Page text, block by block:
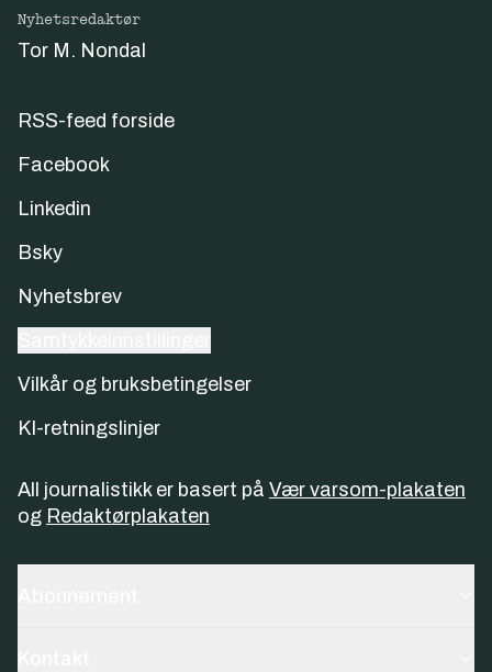
Nyhetsredaktør
Tor M. Nondal
RSS-feed forside
Facebook
Linkedin
Bsky
Nyhetsbrev
Vilkår og bruksbetingelser
KI-retningslinjer
All journalistikk er basert på Vær varsom-plakaten
og Redaktørplakaten